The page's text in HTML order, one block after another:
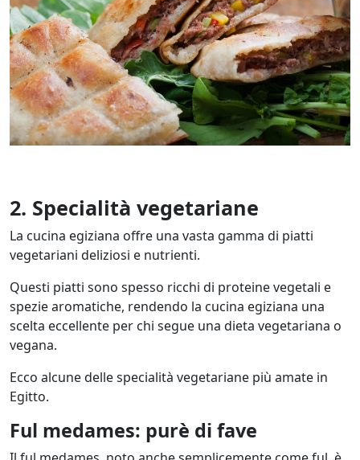
2. Specialità vegetariane
La cucina egiziana offre una vasta gamma di piatti
vegetariani deliziosi e nutrienti.
Questi piatti sono spesso ricchi di proteine vegetali e
spezie aromatiche, rendendo la cucina egiziana una
scelta eccellente per chi segue una dieta vegetariana o
vegana.
Ecco alcune delle specialità vegetariane più amate in
Egitto.
Ful medames: purè di fave